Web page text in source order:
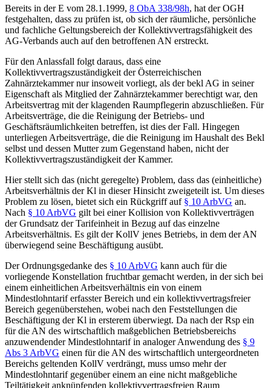
Bereits in derE vom 28.1.1999, 8 ObA 338/98h, hat der OGH
festgehalten, dass zu prüfen ist, ob sich der räumliche, persönliche
und fachliche Geltungsbereich der Kollektivvertragsfähigkeit des
AG-Verbands auch auf den betroffenen AN erstreckt.
Für den Anlassfall folgt daraus, dass eine
Kollektivvertragszuständigkeit der Österreichischen
Zahnärztekammer nur insoweit vorliegt, als der bekl AG in seiner
Eigenschaft als Mitglied der Zahnärztekammer berechtigt war, den
Arbeitsvertrag mit der klagenden Raumpflegerin abzuschließen. Für
Arbeitsverträge, die die Reinigung der Betriebs- und
Geschäftsräumlichkeiten betreffen, ist dies der Fall. Hingegen
unterliegen Arbeitsverträge, die die Reinigung im Haushalt des Bekl
selbst und dessen Mutter zum Gegenstand haben, nicht der
Kollektivvertragszuständigkeit der Kammer.
Hier stellt sich das (nicht geregelte) Problem, dass das (einheitliche)
Arbeitsverhältnis der Kl in dieser Hinsicht zweigeteilt ist. Um dieses
Problem zu lösen, bietet sich ein Rückgriff auf § 10 ArbVG an.
Nach § 10 ArbVG gilt bei einer Kollision von Kollektivverträgen
der Grundsatz der Tarifeinheit in Bezug auf das einzelne
Arbeitsverhältnis. Es gilt der KollV jenes Betriebs, in dem der AN
überwiegend seine Beschäftigung ausübt.
Der Ordnungsgedanke des § 10 ArbVG kann auch für die
vorliegende Konstellation fruchtbar gemacht werden, in der sich bei
einem einheitlichen Arbeitsverhältnis ein von einem
Mindestlohntarif erfasster Bereich und ein kollektivvertragsfreier
Bereich gegenüberstehen, wobei nach den Feststellungen die
Beschäftigung der Kl in ersterem überwiegt. Da nach der Rsp ein
für die AN des wirtschaftlich maßgeblichen Betriebsbereichs
anzuwendender Mindestlohntarif in analoger Anwendung des § 9
Abs 3 ArbVG einen für die AN des wirtschaftlich untergeordneten
Bereichs geltenden KollV verdrängt, muss umso mehr der
Mindestlohntarif gegenüber einem an eine nicht maßgebliche
Teiltätigkeit anknüpfenden kollektivvertragsfreien Raum